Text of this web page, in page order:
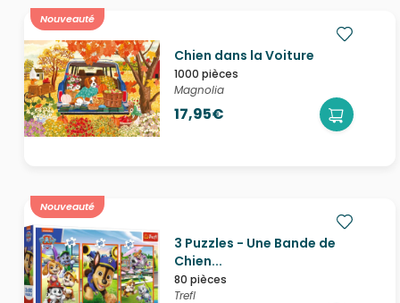
Nouveauté
Chien dans la Voiture
1000 pièces
Magnolia
17,95€
Nouveauté
3 Puzzles - Une Bande de
Chien...
80 pièces
Trefl